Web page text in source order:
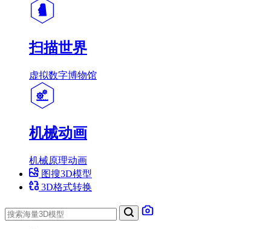
扫描世界
虚拟数字博物馆
机械动画
机械原理动画
图搜3D模型
3D格式转换